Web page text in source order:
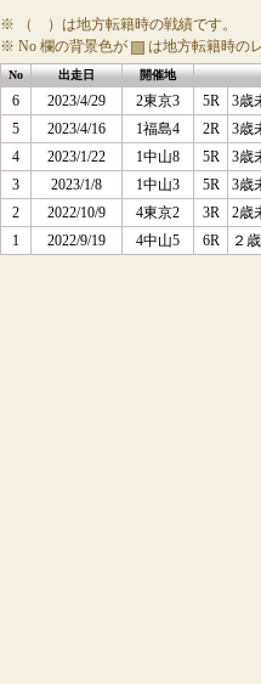
※ （ ）は地方転籍時の戦績です。
※ No 欄の背景色が
は地方転籍時の
No 出走日 開催地
6 2023/4/29 2東京3 5R 3歳
5
2023/4/16 1福島4 2R 3歳
4
2023/1/22 1中山8 5R 3歳
3
2023/1/8 1中山3 5R 3歳
2
2022/10/9 4東京2 3R 2歳
1
2022/9/19 4中山5 6R ２